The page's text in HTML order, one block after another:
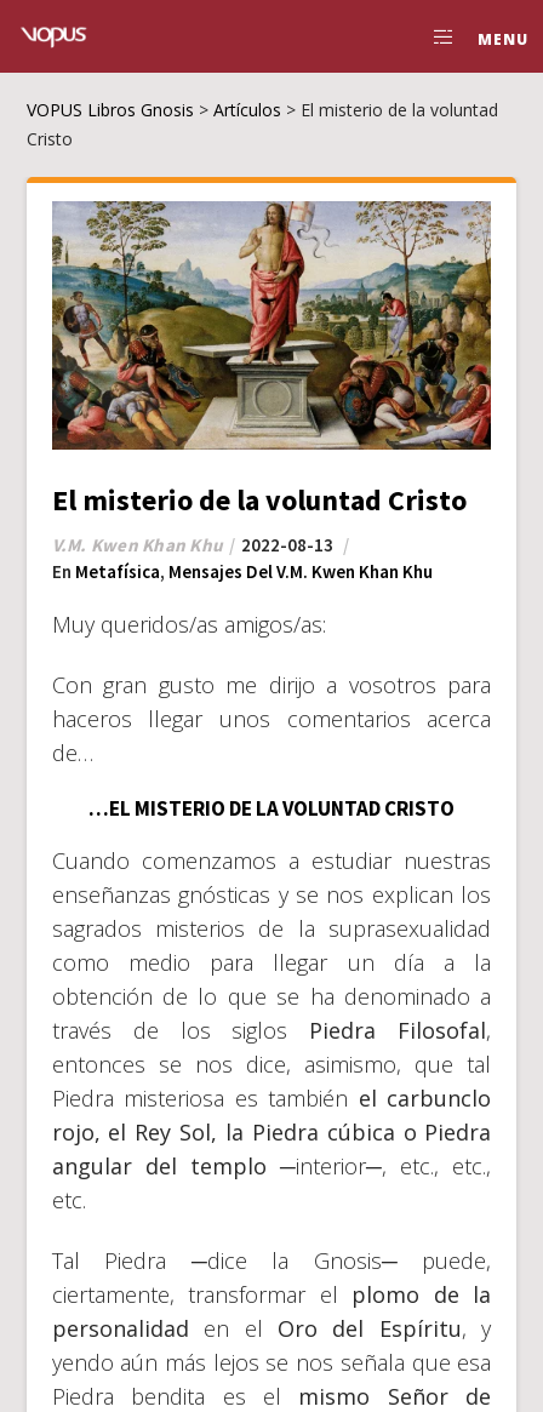
MENU
VOPUS Libros Gnosis >Artículos > El misterio de la voluntad
Cristo
El misterio de la voluntad Cristo
V.M. Kwen Khan Khu
2022-08-13
En Metafísica, Mensajes Del V.M. Kwen Khan Khu
Muy queridos/as amigos/as:
Con gran gusto me dirijo a vosotros para
haceros llegar unos comentarios acerca
de…
…EL MISTERIO DE LA VOLUNTAD CRISTO
Cuando comenzamos a estudiar nuestras
enseñanzas gnósticas y se nos explican los
sagrados misterios de la suprasexualidad
como medio para llegar un día a la
obtención de lo que se ha denominado a
través de los siglos Piedra Filosofal,
entonces se nos dice, asimismo, que tal
Piedra misteriosa es también el carbunclo
rojo, el Rey Sol, la Piedra cúbica o Piedra
angular del templo─interior─, etc., etc.,
etc.
Tal Piedra ─dice la Gnosis─ puede,
ciertamente, transformar el plomo de la
personalidad en el Oro del Espíritu, y
yendo aún más lejos se nos señala que esa
Piedra bendita es el mismo Señor de